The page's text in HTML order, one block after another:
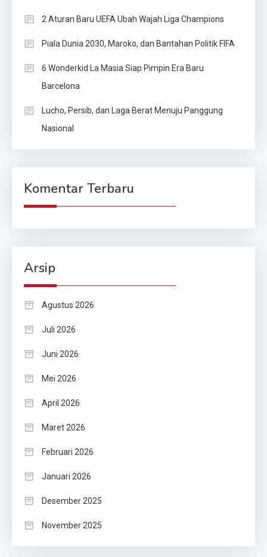
2 Aturan Baru UEFA Ubah Wajah Liga Champions
Piala Dunia 2030, Maroko, dan Bantahan Politik FIFA
6 Wonderkid La Masia Siap Pimpin Era Baru
Barcelona
Lucho, Persib, dan Laga Berat Menuju Panggung
Nasional
Komentar Terbaru
Arsip
Agustus 2026
Juli 2026
Juni 2026
Mei 2026
April 2026
Maret 2026
Februari 2026
Januari 2026
Desember 2025
November 2025